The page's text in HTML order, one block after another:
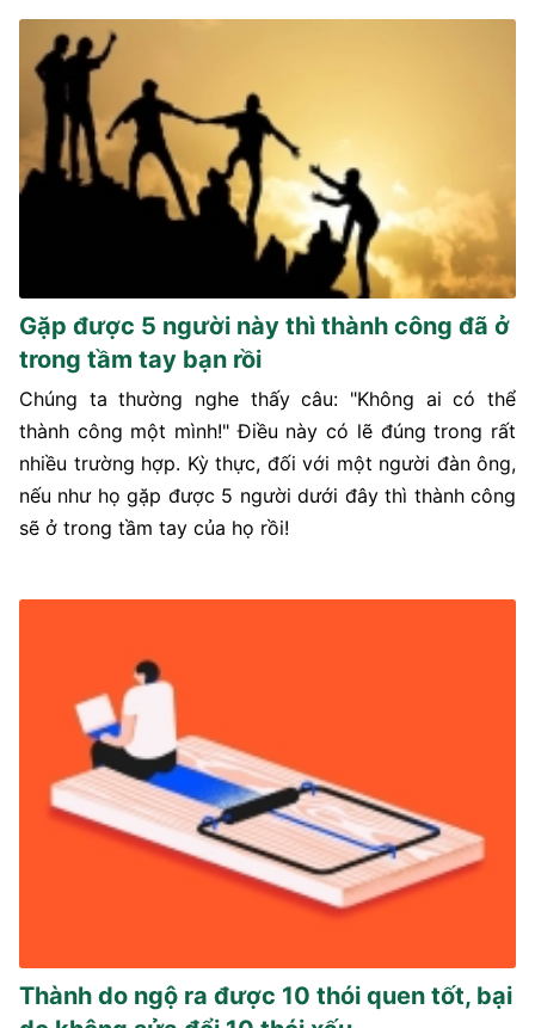
Gặp được 5 người này thì thành công đã ở
trong tầm tay bạn rồi
Chúng ta thường nghe thấy câu: "Không ai có thể
thành công một mình!" Điều này có lẽ đúng trong rất
nhiều trường hợp. Kỳ thực, đối với một người đàn ông,
nếu như họ gặp được 5 người dưới đây thì thành công
sẽ ở trong tầm tay của họ rồi!
Thành do ngộ ra được 10 thói quen tốt, bại